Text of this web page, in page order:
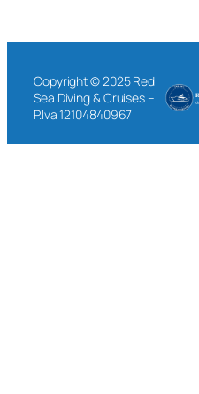
Copyright © 2025 Red
Sea Diving & Cruises –
P.Iva 12104840967